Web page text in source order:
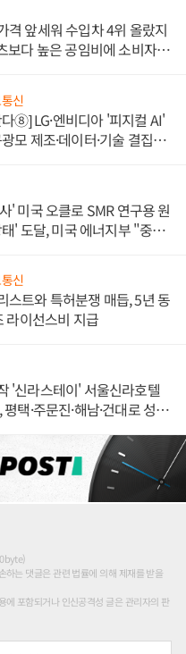
격 앞세워 수입차 4위 올랐지
보다 높은 공임비에 소비자
신
⑧] LG·엔비디아 '피지컬 AI'
모 제조·데이터·기술 결집
' 미국 오클로 SMR 연구용 원
' 도달, 미국 에너지부 "중요
신
스트와 특허분쟁 매듭, 5년 동
라이선스비 지급
'신라스테이' 서울신라호텔
택·주문진·해남·건대로 성
하는 댓글은 관련 법률에 의해 제재를 받을
에 포함되거나 인신공격성 글은 관리자의 판